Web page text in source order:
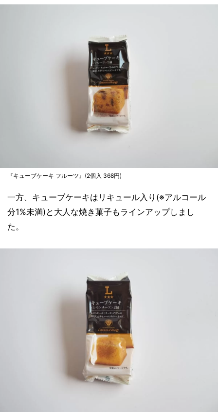
『キューブケーキ フルーツ』(2個入 368円)
一方、キューブケーキはリキュール入り(※アルコール
分1%未満)と大人な焼き菓子もラインアップしまし
た。